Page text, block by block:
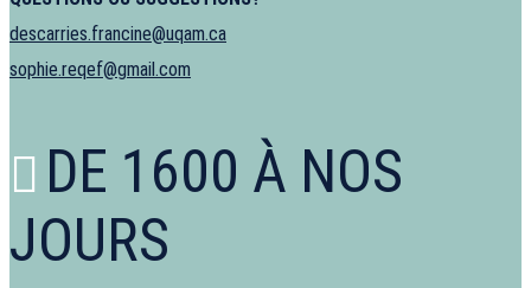
descarries.francine@uqam.ca
sophie.reqef@gmail.com
DE 1600 À NOS
JOURS